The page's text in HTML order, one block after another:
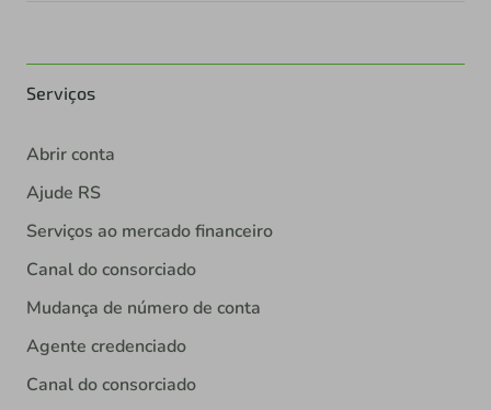
Serviços
Abrir conta
Ajude RS
Serviços ao mercado financeiro
Canal do consorciado
Mudança de número de conta
Agente credenciado
Canal do consorciado